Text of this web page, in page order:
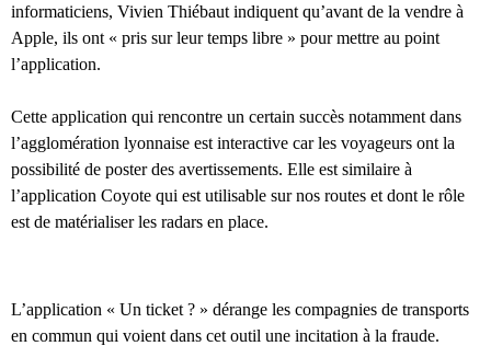
informaticiens, Vivien Thiébaut indiquent qu’avant de la vendre à
Apple, ils ont « pris sur leur temps libre » pour mettre au point
l’application.
Cette application qui rencontre un certain succès notamment dans
l’agglomération lyonnaise est interactive car les voyageurs ont la
possibilité de poster des avertissements. Elle est similaire à
l’application Coyote qui est utilisable sur nos routes et dont le rôle
est de matérialiser les radars en place.
L’application « Un ticket ? » dérange les compagnies de transports
en commun qui voient dans cet outil une incitation à la fraude.